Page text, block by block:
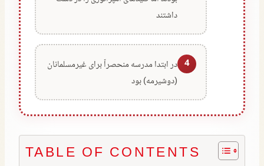
داشتند
4 در ابتدا مدرسه منحصراً برای غیرمسلمانان
(دوشیرمه) بود
TABLE OF CONTENTS